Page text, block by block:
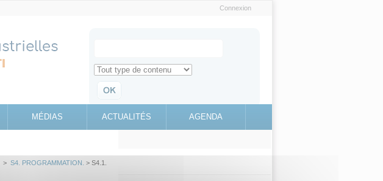
Connexion
Search for
Retrouvez toute l'information sur le site education.gouv.fr
MÉDIAS ACTUALITÉS AGENDA
> S4. PROGRAMMATION. > S4.1.